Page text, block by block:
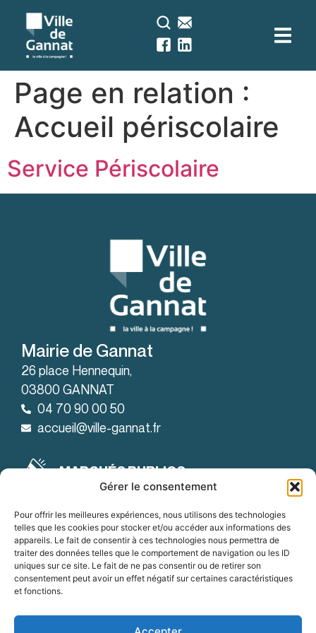
Gérer le consentement
Pour offrir les meilleures expériences, nous utilisons des technologies
telles que les cookies pour stocker et/ou accéder aux informations des
appareils. Le fait de consentir à ces technologies nous permettra de
traiter des données telles que le comportement de navigation ou les ID
uniques sur ce site. Le fait de ne pas consentir ou de retirer son
consentement peut avoir un effet négatif sur certaines caractéristiques
et fonctions.
principal
Page en relation :
Accueil périscolaire
Service Périscolaire
Mairie de Gannat
26 place Hennequin,
03800 GANNAT
04 70 90 00 50
accueil@ville-gannat.fr
MARCHÉS PUBLICS
Horaires d’ouverture
Le lundi: de 08h30 à 12h et de 14h à 18h
Le mardi: de 08h30 à 12h et de 14h à 19h
Du mercredi au vendredi:
de 8h30 à 12h et de 14h à 18h
OFFRES D'EMPLOI